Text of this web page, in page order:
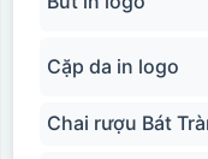
Cặp da in logo
Chai rượu Bát